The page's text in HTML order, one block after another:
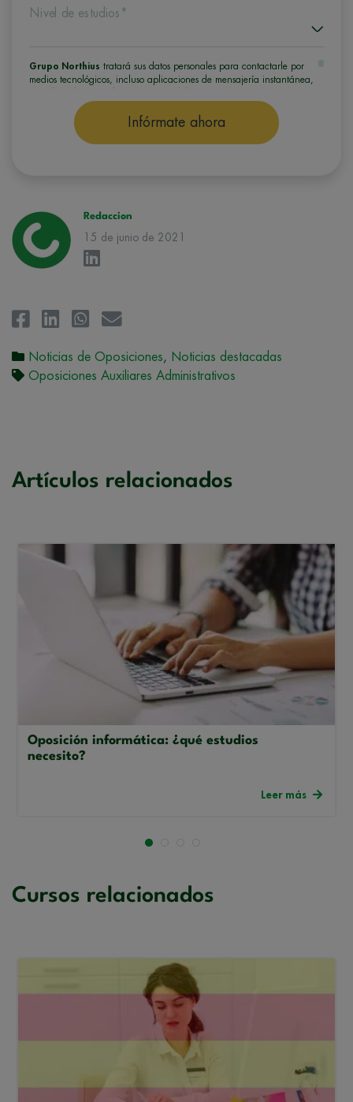
Nivel de estudios*
Grupo Northius tratará sus datos personales para contactarle por
medios tecnológicos, incluso aplicaciones de mensajería instantánea,
seleccionado o de otros directamente relacionados con el interés
manifestado y, en su caso, para tramitar la contratación
correspondiente. Compartiremos su solicitud con las empresas que
Grupo Northius, con el objeto de que estas puedan
Infórmate ahora
Redaccion
15 de junio de 2021
Noticias de Oposiciones, Noticias destacadas
Oposiciones Auxiliares Administrativos
Artículos relacionados
Oposición informática: ¿qué estudios
necesito?
Leer más
Cursos relacionados